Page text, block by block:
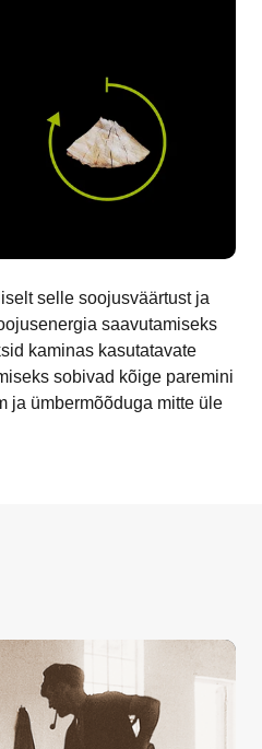
selle soojusväärtust ja
saavutamiseks
kaminas kasutatavate
sobivad kõige paremini
ja ümbermõõduga mitte üle